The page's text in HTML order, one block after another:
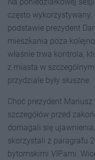
często
podstawie prezydent
mieszkania poza
właśnie trwa kontrola,
z miasta w
przydziale były słuszne.
Choć prezydent Mariusz
szczegółów przed
domagali się
skorzystali z paragrafu
bytomskimi VIPami.